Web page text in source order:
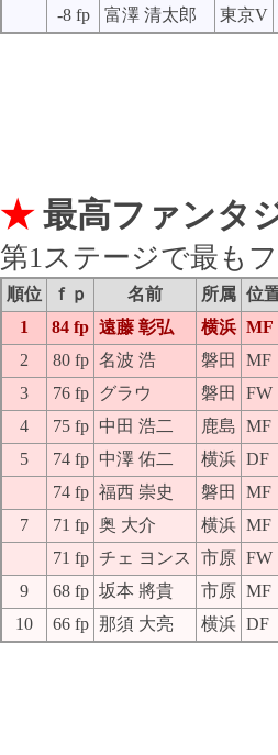
-8 fp
富澤 清太郎 東京V
★ 最高ファンタ
第1ステージで最も
順位 ｆｐ 名前 所属 位
1
84 fp 遠藤 彰弘 横浜 MF
2
80 fp 名波 浩 磐田
MF
3
76 fp グラウ 磐田
FW
4
75 fp 中田 浩二 鹿島 MF
5
74 fp 中澤 佑二 横浜 DF
74 fp 福西 崇史 磐田
MF
7
71 fp 奥 大介 横浜 MF
71 fp チェ ヨンス 市原 FW
9
68 fp 坂本 將貴 市原 MF
10
66 fp 那須 大亮 横浜 DF